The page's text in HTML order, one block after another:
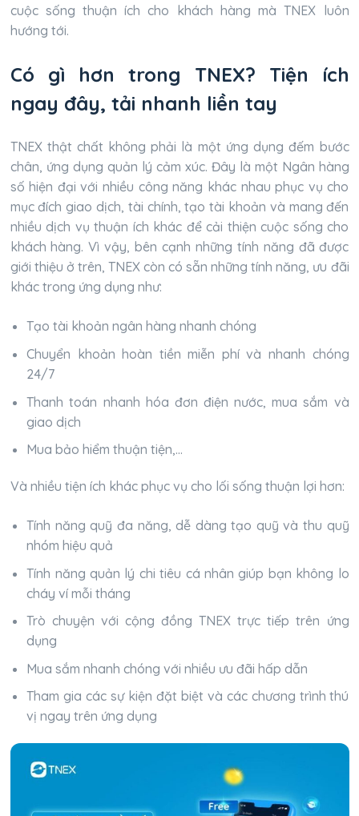
cuộc sống thuận ích cho khách hàng mà TNEX luôn
hướng tới.
Có gì hơn trong TNEX? Tiện ích
ngay đây, tải nhanh liền tay
TNEX thật chất không phải là một ứng dụng đếm bước
chân, ứng dụng quản lý cảm xúc. Đây là một Ngân hàng
số hiện đại với nhiều công năng khác nhau phục vụ cho
mục đích giao dịch, tài chính, tạo tài khoản và mang đến
nhiều dịch vụ thuận ích khác để cải thiện cuộc sống cho
khách hàng. Vì vậy, bên cạnh những tính năng đã được
giới thiệu ở trên, TNEX còn có sẵn những tính năng, ưu đãi
khác trong ứng dụng như:
Tạo tài khoản ngân hàng nhanh chóng
Chuyển khoản hoàn tiền miễn phí và nhanh chóng
24/7
Thanh toán nhanh hóa đơn điện nước, mua sắm và
giao dịch
Mua bảo hiểm thuận tiện,…
Và nhiều tiện ích khác phục vụ cho lối sống thuận lợi hơn:
Tính năng quỹ đa năng, dễ dàng tạo quỹ và thu quỹ
nhóm hiệu quả
Tính năng quản lý chi tiêu cá nhân giúp bạn không lo
cháy ví mỗi tháng
Trò chuyện với cộng đồng TNEX trực tiếp trên ứng
dụng
Mua sắm nhanh chóng với nhiều ưu đãi hấp dẫn
Tham gia các sự kiện đặt biệt và các chương trình thú
vị ngay trên ứng dụng